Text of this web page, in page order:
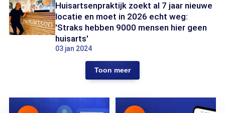
Huisartsenpraktijk zoekt al 7 jaar nieuwe
locatie en moet in 2026 echt weg:
'Straks hebben 9000 mensen hier geen
huisarts'
03 jan 2024
Toon meer